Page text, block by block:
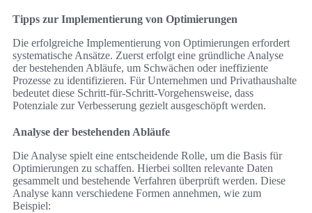
Tipps zur Implementierung von Optimierungen
Die erfolgreiche Implementierung von Optimierungen erfordert
systematische Ansätze. Zuerst erfolgt eine gründliche Analyse
der bestehenden Abläufe, um Schwächen oder ineffiziente
Prozesse zu identifizieren. Für Unternehmen und Privathaushalte
bedeutet diese Schritt-für-Schritt-Vorgehensweise, dass
Potenziale zur Verbesserung gezielt ausgeschöpft werden.
Analyse der bestehenden Abläufe
Die Analyse spielt eine entscheidende Rolle, um die Basis für
Optimierungen zu schaffen. Hierbei sollten relevante Daten
gesammelt und bestehende Verfahren überprüft werden. Diese
Analyse kann verschiedene Formen annehmen, wie zum
Beispiel: